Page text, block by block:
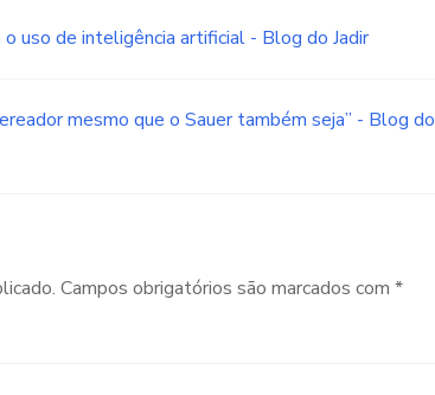
uso de inteligência artificial - Blog do Jadir
mesmo que o Sauer também seja” - Blog do
Campos obrigatórios são marcados com *